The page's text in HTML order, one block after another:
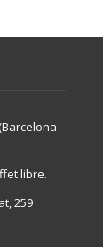
libre.
259